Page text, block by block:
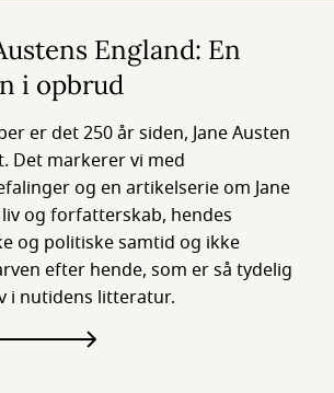
England: En
i opbrud
er det 250 år siden, Jane Austen
Det markerer vi med
og en artikelserie om Jane
og forfatterskab, hendes
og politiske samtid og ikke
efter hende, som er så tydelig
i nutidens litteratur.